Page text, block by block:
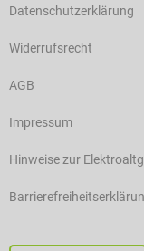
Datenschutzerklärung
Widerrufsrecht
AGB
Impressum
Hinweise zur